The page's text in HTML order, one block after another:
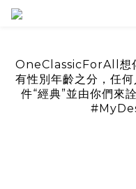
OneClassicForAll想
有性別年齡之分，任
件“經典”並由你們來